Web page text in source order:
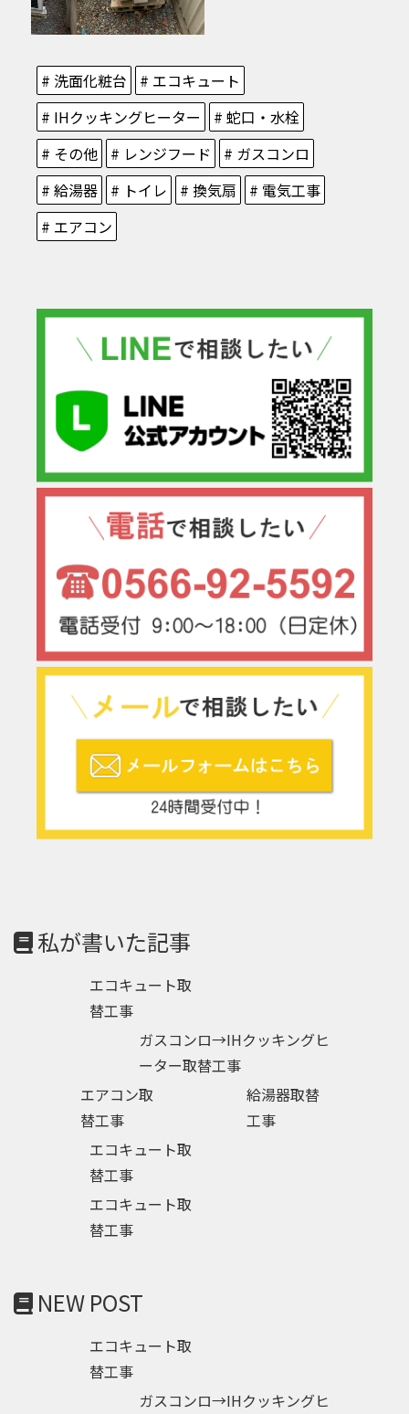
# 洗面化粧台
# エコキュート
# IHクッキングヒーター
# 蛇口・水栓
# その他
# レンジフード
# ガスコンロ
# 給湯器
# トイレ # 換気扇
# 電気工事
# エアコン
私が書いた記事
エコキュート取
替工事
ガスコンロ→IHクッキングヒ
ーター取替工事
エアコン取
替工事
給湯器取替
工事
エコキュート取
替工事
エコキュート取
替工事
NEW POST
エコキュート取
替工事
ガスコンロ→IHクッキングヒ